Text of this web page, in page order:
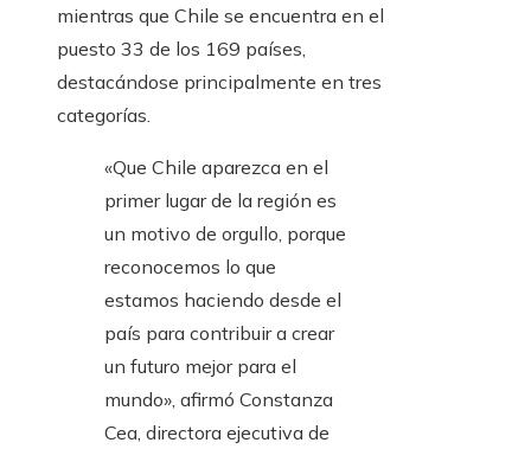
mientras que Chile se encuentra en el
puesto 33 de los 169 países,
destacándose principalmente en tres
categorías.
«Que Chile aparezca en el
primer lugar de la región es
un motivo de orgullo, porque
reconocemos lo que
estamos haciendo desde el
país para contribuir a crear
un futuro mejor para el
mundo», afirmó Constanza
Cea, directora ejecutiva de